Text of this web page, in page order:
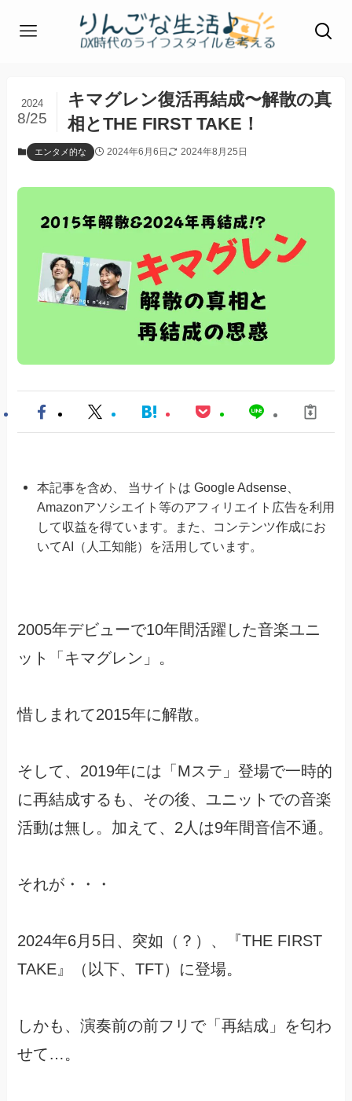
キマグレン復活再結成〜解散の真
相とTHE FIRST TAKE！
2024
8/25
エンタメ的な 2024年6月6日 2024年8月25日
本記事を含め、 当サイトは Google Adsense、
Amazonアソシエイト等のアフィリエイト広告を利用
して収益を得ています。また、コンテンツ作成にお
いてAI（人工知能）を活用しています。
2005年デビューで10年間活躍した音楽ユニ
ット「キマグレン」。
惜しまれて2015年に解散。
そして、2019年には「Mステ」登場で一時的
に再結成するも、その後、ユニットでの音楽
活動は無し。加えて、2人は9年間音信不通。
それが・・・
2024年6月5日、突如（？）、『THE FIRST
TAKE』（以下、TFT）に登場。
しかも、演奏前の前フリで「再結成」を匂わ
せて…。